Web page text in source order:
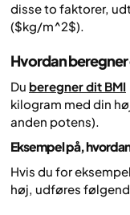
disse to faktorer,
($kg/m^2$).
Hvordan beregner
Du beregner dit BMI
kilogram med din
anden potens).
Eksempel på,
Hvis du for
høj, udføres